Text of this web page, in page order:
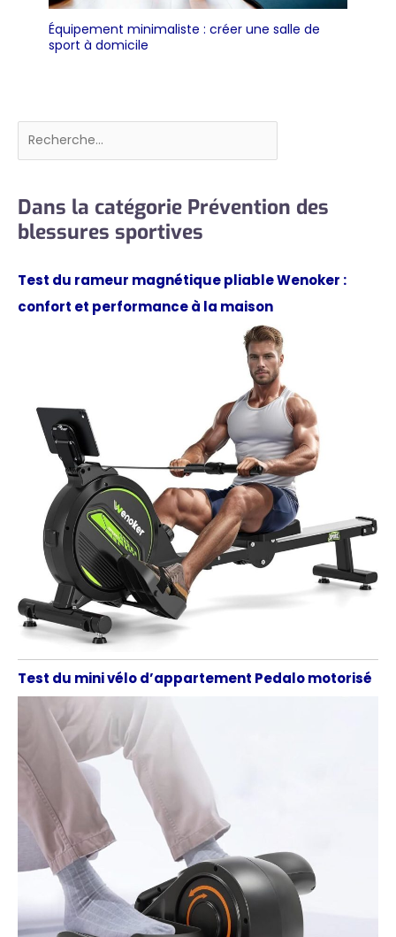
Équipement minimaliste : créer une salle de
sport à domicile
Rechercher
Dans la catégorie Prévention des
blessures sportives
Test du rameur magnétique pliable Wenoker :
confort et performance à la maison
Test du mini vélo d’appartement Pedalo motorisé